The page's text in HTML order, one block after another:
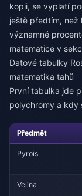
kopii, se vyplatí
ještě předtím, než
významné
matematice v
Datové tabulky
matematika tahů
První tabulka jde
polychromy a kdy
Předmět
Pyrois
Velina